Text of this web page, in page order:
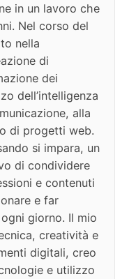
in un lavoro che
Nel corso del
nella
di
dei
dell’intelligenza
alla
di progetti web.
si impara, un
di condividere
e contenuti
e far
giorno. Il mio
creatività e
digitali, creo
e utilizzo